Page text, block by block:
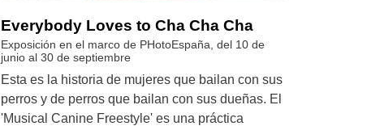
Everybody Loves to Cha Cha Cha
Exposición en el marco de PHotoEspaña, del 10 de
junio al 30 de septiembre
Esta es la historia de mujeres que bailan con sus
perros y de perros que bailan con sus dueñas. El
'Musical Canine Freestyle' es una práctica